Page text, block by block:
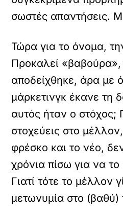
σωστές απαντήσεις.
Τώρα για το όνομα,
Προκαλεί
αποδείχθηκε, άρα με
μάρκετινγκ έκανε τη
αυτός ήταν ο στόχος;
στοχεύεις στο
φρέσκο και το νέο,
χρόνια πίσω για να το
Γιατί τότε το μέλλον
μετωνυμία στο